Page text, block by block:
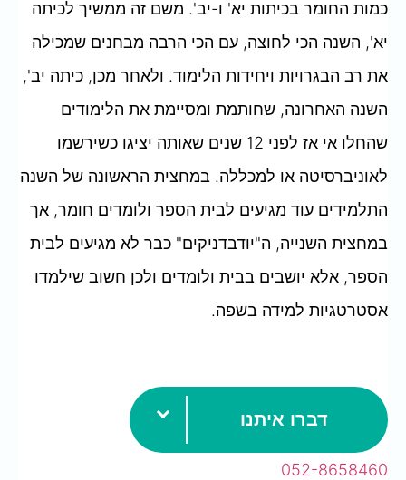
כמות החומר בכיתות יא' ו-יב'. משם זה ממשיך לכיתה
יא', השנה הכי לחוצה, עם הכי הרבה מבחנים שמכילה
את רב הבגרויות ויחידות הלימוד. ולאחר מכן, כיתה יב',
השנה האחרונה, שחותמת ומסיימת את הלימודים
שהחלו אי אז לפני 12 שנים שאותה יציגו כשירשמו
לאוניברסיטה או למכללה. במחצית הראשונה של השנה
התלמידים עוד מגיעים לבית הספר ולומדים חומר, אך
במחצית השנייה, ה"יודבדניקים" כבר לא מגיעים לבית
הספר, אלא יושבים בבית ולומדים ולכן חשוב שילמדו
אסטרטגיות למידה בשפה.
דברו איתנו
052-8658460